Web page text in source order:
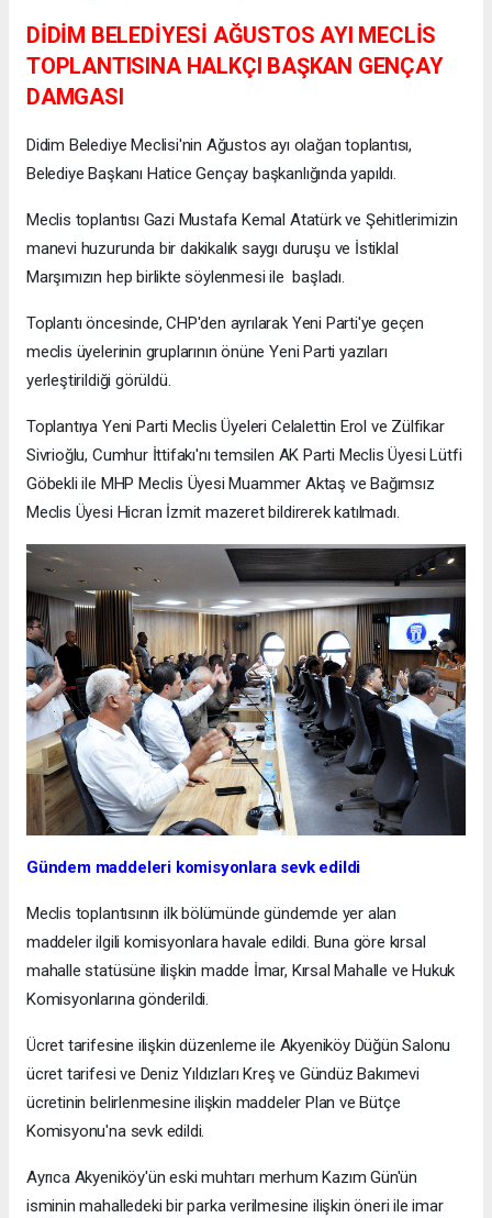
DİDİM BELEDİYESİ AĞUSTOS AYI MECLİS
TOPLANTISINA HALKÇI BAŞKAN GENÇAY
DAMGASI
Didim Belediye Meclisi'nin Ağustos ayı olağan toplantısı,
Belediye Başkanı Hatice Gençay başkanlığında yapıldı.
Meclis toplantısı Gazi Mustafa Kemal Atatürk ve Şehitlerimizin
manevi huzurunda bir dakikalık saygı duruşu ve İstiklal
Marşımızın hep birlikte söylenmesi ile başladı.
Toplantı öncesinde, CHP'den ayrılarak Yeni Parti'ye geçen
meclis üyelerinin gruplarının önüne Yeni Parti yazıları
yerleştirildiği görüldü.
Toplantıya Yeni Parti Meclis Üyeleri Celalettin Erol ve Zülfikar
Sivrioğlu, Cumhur İttifakı'nı temsilen AK Parti Meclis Üyesi Lütfi
Göbekli ile MHP Meclis Üyesi Muammer Aktaş ve Bağımsız
Meclis Üyesi Hicran İzmit mazeret bildirerek katılmadı.
Gündem maddeleri komisyonlara sevk edildi
Meclis toplantısının ilk bölümünde gündemde yer alan
maddeler ilgili komisyonlara havale edildi. Buna göre kırsal
mahalle statüsüne ilişkin madde İmar, Kırsal Mahalle ve Hukuk
Komisyonlarına gönderildi.
Ücret tarifesine ilişkin düzenleme ile Akyeniköy Düğün Salonu
ücret tarifesi ve Deniz Yıldızları Kreş ve Gündüz Bakımevi
ücretinin belirlenmesine ilişkin maddeler Plan ve Bütçe
Komisyonu'na sevk edildi.
Ayrıca Akyeniköy'ün eski muhtarı merhum Kazım Gün'ün
isminin mahalledeki bir parka verilmesine ilişkin öneri ile imar